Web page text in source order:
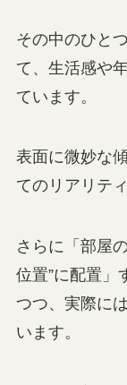
その中のひと
て、生活感や
ています。
表面に微妙な
てのリアリテ
さらに「部屋
位置”に配置」
つつ、実際に
います。